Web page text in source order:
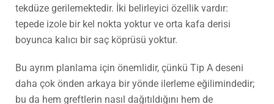
tekdüze gerilemektedir. İki belirleyici özellik vardır:
tepede izole bir kel nokta yoktur ve orta kafa derisi
boyunca kalıcı bir saç köprüsü yoktur.
Bu ayrım planlama için önemlidir, çünkü Tip A deseni
daha çok önden arkaya bir yönde ilerleme eğilimindedir;
bu da hem greftlerin nasıl dağıtıldığını hem de